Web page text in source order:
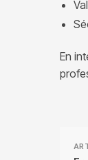
En